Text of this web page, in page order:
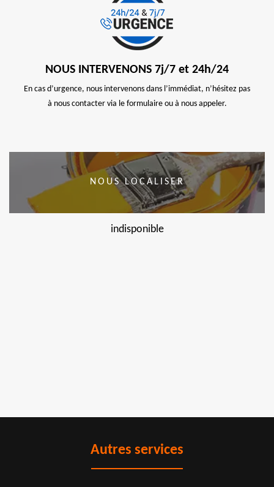
NOUS INTERVENONS 7j/7 et 24h/24
En cas d’urgence, nous intervenons dans l’immédiat, n’hésitez pas
à nous contacter via le formulaire ou à nous appeler.
NOUS LOCALISER
indisponible
Autres services